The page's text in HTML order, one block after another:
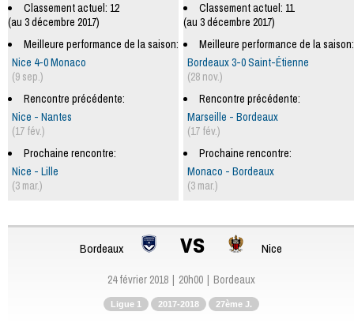
Classement actuel: 11
(au 3 décembre 2017)
Meilleure performance de la saison:
Bordeaux 3-0 Saint-Étienne
(28 nov.)
Rencontre précédente:
Marseille - Bordeaux
(17 fév.)
Prochaine rencontre:
Monaco - Bordeaux
(3 mar.)
Classement actuel: 12
(au 3 décembre 2017)
Meilleure performance de la saison:
Nice 4-0 Monaco
(9 sep.)
Rencontre précédente:
Nice - Nantes
(17 fév.)
Prochaine rencontre:
Nice - Lille
(3 mar.)
Bordeaux vs Nice
24 février 2018 20h00 Bordeaux
Ligue 1 2017-2018 27ème J.